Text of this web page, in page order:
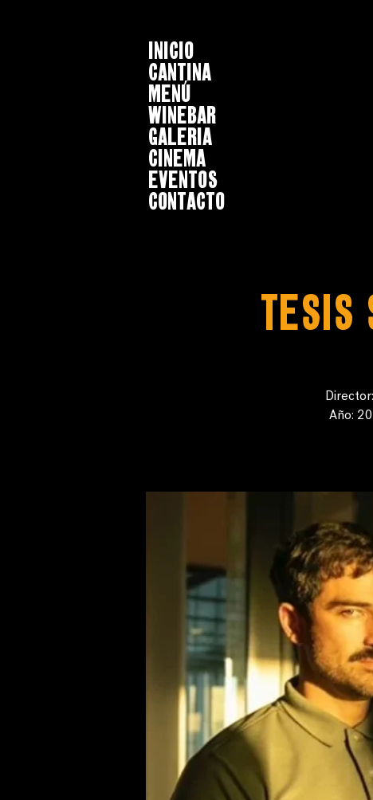
INICIO
CANTINA
MENÚ
WINEBAR
GALERIA
CINEMA
EVENTOS
CONTACTO
TESIS
Año: